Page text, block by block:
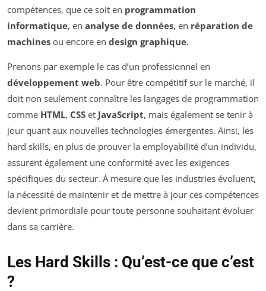
compétences, que ce soit en programmation
informatique, en analyse de données, en réparation de
machines ou encore en design graphique.
Prenons par exemple le cas d’un professionnel en
développement web. Pour être compétitif sur le marché, il
doit non seulement connaître les langages de programmation
comme HTML, CSS et JavaScript, mais également se tenir à
jour quant aux nouvelles technologies émergentes. Ainsi, les
hard skills, en plus de prouver la employabilité d’un individu,
assurent également une conformité avec les exigences
spécifiques du secteur. À mesure que les industries évoluent,
la nécessité de maintenir et de mettre à jour ces compétences
devient primordiale pour toute personne souhaitant évoluer
dans sa carrière.
Les Hard Skills : Qu’est-ce que c’est
?